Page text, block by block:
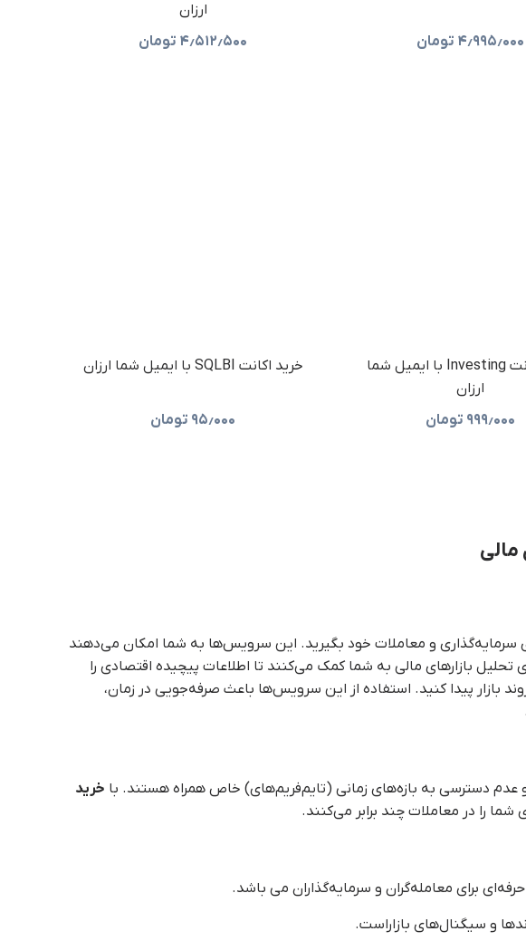
۴٫۹۹۵٫۰۰۰ تومان
ارزان
۴٫۵۱۲٫۵۰۰ تومان
خرید اکانت Investing با ایمیل شما
ارزان
۹۹۹٫۰۰۰ تومان
خرید اکانت SQLBI با ایمیل شما ارزان
۹۵٫۰۰۰ تومان
مالی
سرمایه‌گذاری و معاملات خود بگیرید. این سرویس‌ها به شما امکان می‌دهند
بازارهای مالی به شما کمک می‌کنند تا اطلاعات پیچیده اقتصادی را
بازار پیدا کنید. استفاده از این سرویس‌ها باعث صرفه‌جویی در زمان،
عدم دسترسی به بازه‌های زمانی (تایم‌فریم‌های) خاص همراه هستند. با خرید
را در معاملات چند برابر می‌کنند.
برای معامله‌گران و سرمایه‌گذاران می باشد.
و سیگنال‌های بازاراست.